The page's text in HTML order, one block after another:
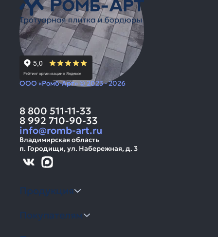
ООО «Ромб-Арт» © 2023 - 2026
8 800 511-11-33
8 992 710-90-33
info@romb-art.ru
Владимирская область
п. Городищи, ул. Набережная, д. 3
Продукция
Покупателям